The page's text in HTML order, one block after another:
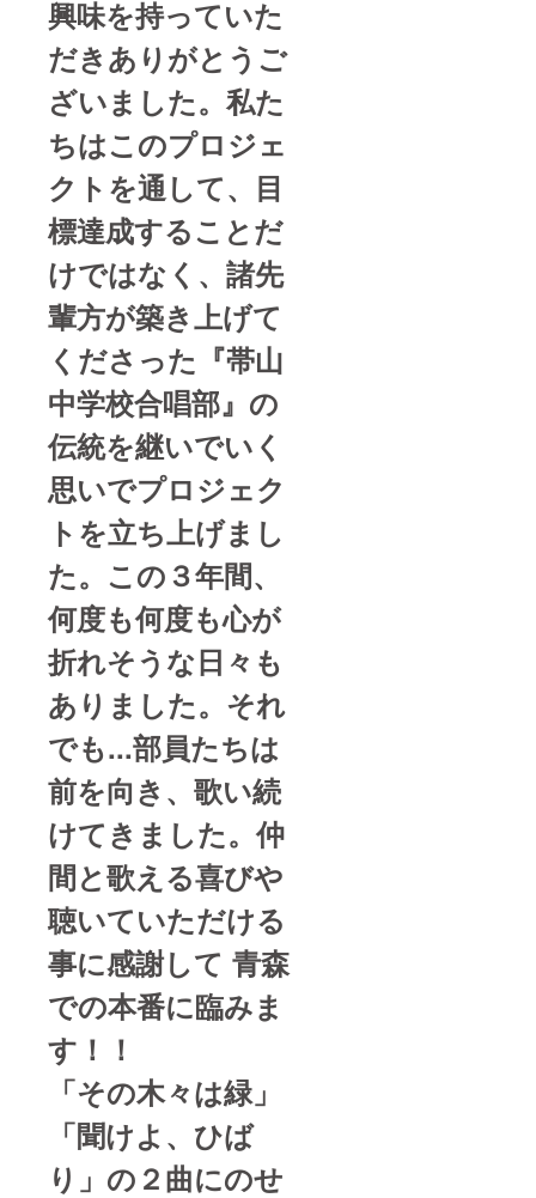
興味を持っていた
だきありがとうご
ざいました。私た
ちはこのプロジェ
クトを通して、目
標達成することだ
けではなく、諸先
輩方が築き上げて
くださった『帯山
中学校合唱部』の
伝統を継いでいく
思いでプロジェク
トを立ち上げまし
た。この３年間、
何度も何度も心が
折れそうな日々も
ありました。それ
でも...部員たちは
前を向き、歌い続
けてきました。仲
間と歌える喜びや
聴いていただける
事に感謝して 青森
での本番に臨みま
す！！
「その木々は緑」
「聞けよ、ひば
り」の２曲にのせ